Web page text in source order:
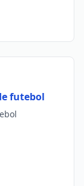
futebol